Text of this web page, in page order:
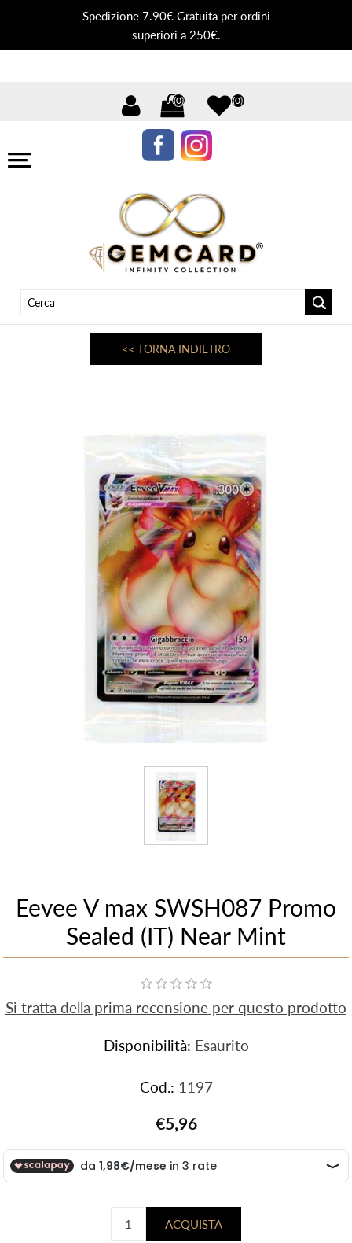
Spedizione 7.90€ Gratuita per ordini
superiori a 250€.
(0) (0)
<< TORNA INDIETRO
Eevee V max SWSH087 Promo
Sealed (IT) Near Mint
Si tratta della prima recensione per questo prodotto
Disponibilità: Esaurito
Cod.: 1197
€5,96